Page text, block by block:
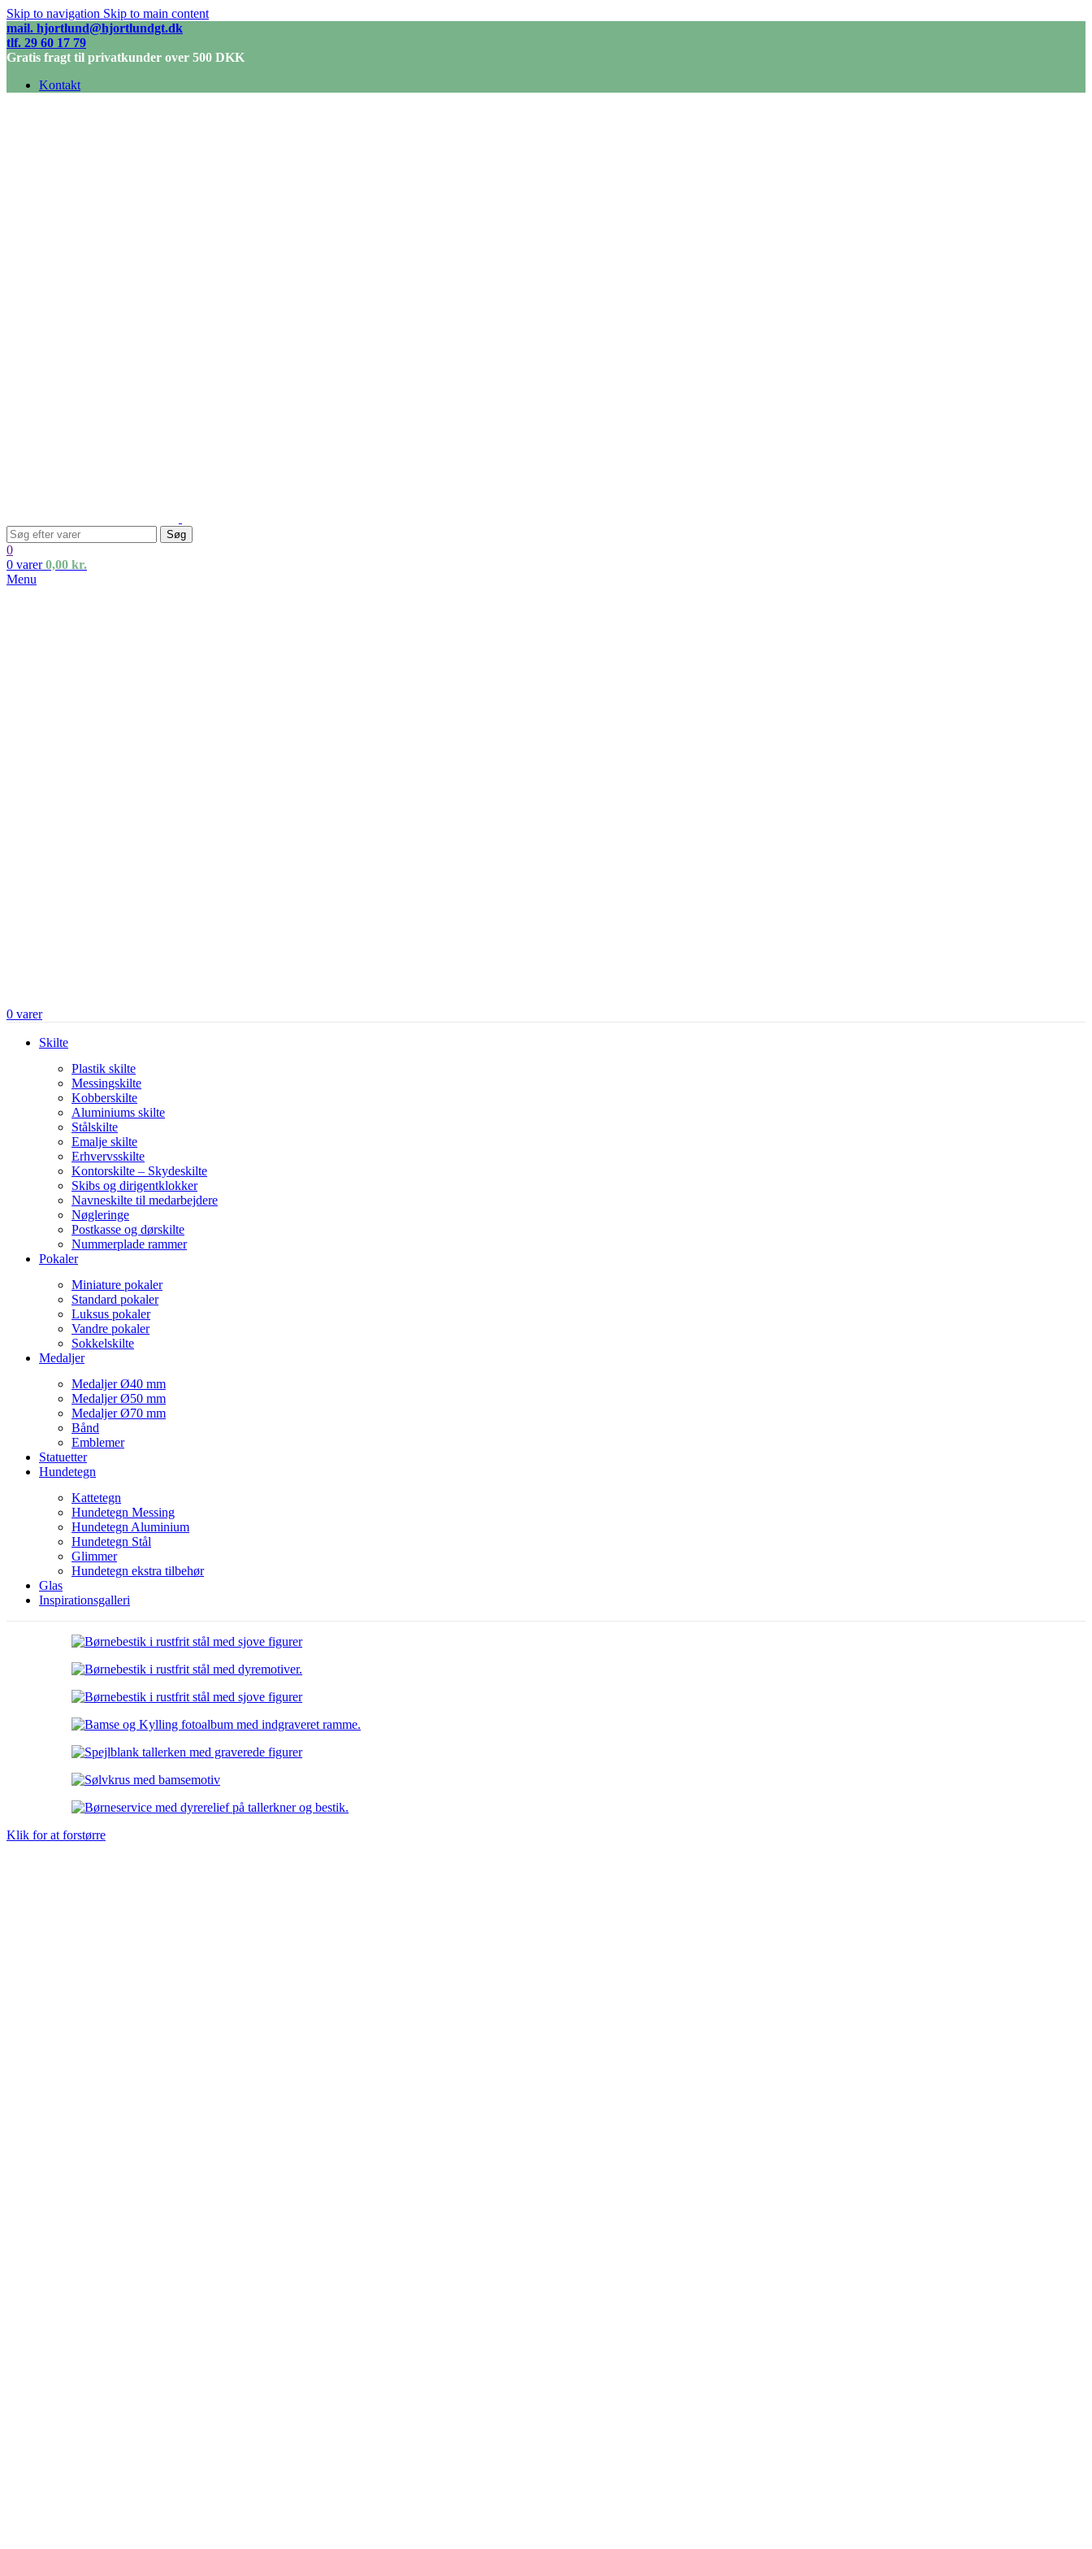
Skip to navigation Skip to main content
mail. hjortlund@hjortlundgt.dk
tlf. 29 60 17 79
Gratis fragt til privatkunder over 500 DKK
Kontakt
Søg
0
0 varer 0,00 kr.
Menu
0 varer
Skilte
Plastik skilte
Messingskilte
Kobberskilte
Aluminiums skilte
Stålskilte
Emalje skilte
Erhvervsskilte
Kontorskilte – Skydeskilte
Skibs og dirigentklokker
Navneskilte til medarbejdere
Nøgleringe
Postkasse og dørskilte
Nummerplade rammer
Pokaler
Miniature pokaler
Standard pokaler
Luksus pokaler
Vandre pokaler
Sokkelskilte
Medaljer
Medaljer Ø40 mm
Medaljer Ø50 mm
Medaljer Ø70 mm
Bånd
Emblemer
Statuetter
Hundetegn
Kattetegn
Hundetegn Messing
Hundetegn Aluminium
Hundetegn Stål
Glimmer
Hundetegn ekstra tilbehør
Glas
Inspirationsgalleri
Klik for at forstørre